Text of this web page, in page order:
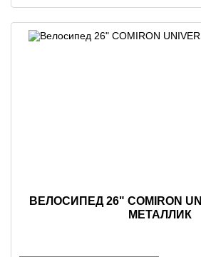
ВЕЛОСИПЕД 26" COMIRON
МЕТАЛЛИК